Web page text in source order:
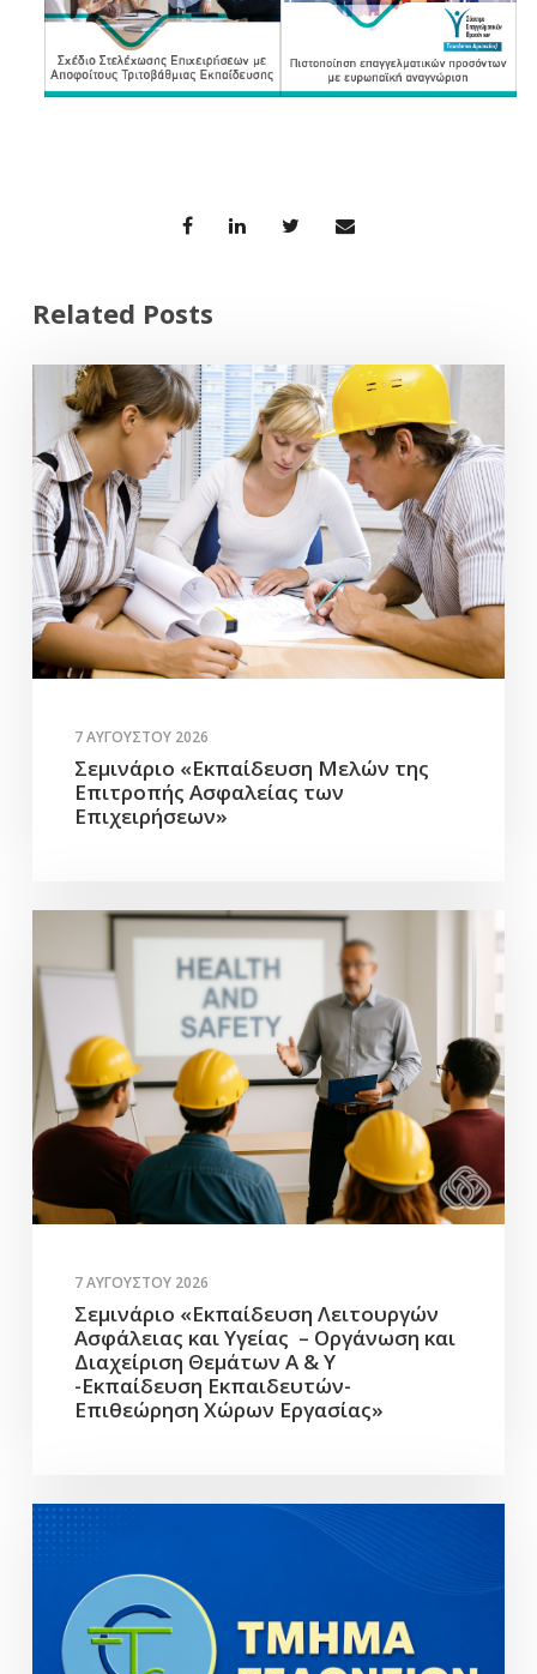
Related Posts
7 ΑΥΓΟΎΣΤΟΥ 2026
Σεμινάριο «Εκπαίδευση Μελών της
Επιτροπής Ασφαλείας των
Επιχειρήσεων»
7 ΑΥΓΟΎΣΤΟΥ 2026
Σεμινάριο «Εκπαίδευση Λειτουργών
Ασφάλειας και Υγείας – Οργάνωση και
Διαχείριση Θεμάτων Α & Υ
-Εκπαίδευση Εκπαιδευτών-
Επιθεώρηση Χώρων Εργασίας»